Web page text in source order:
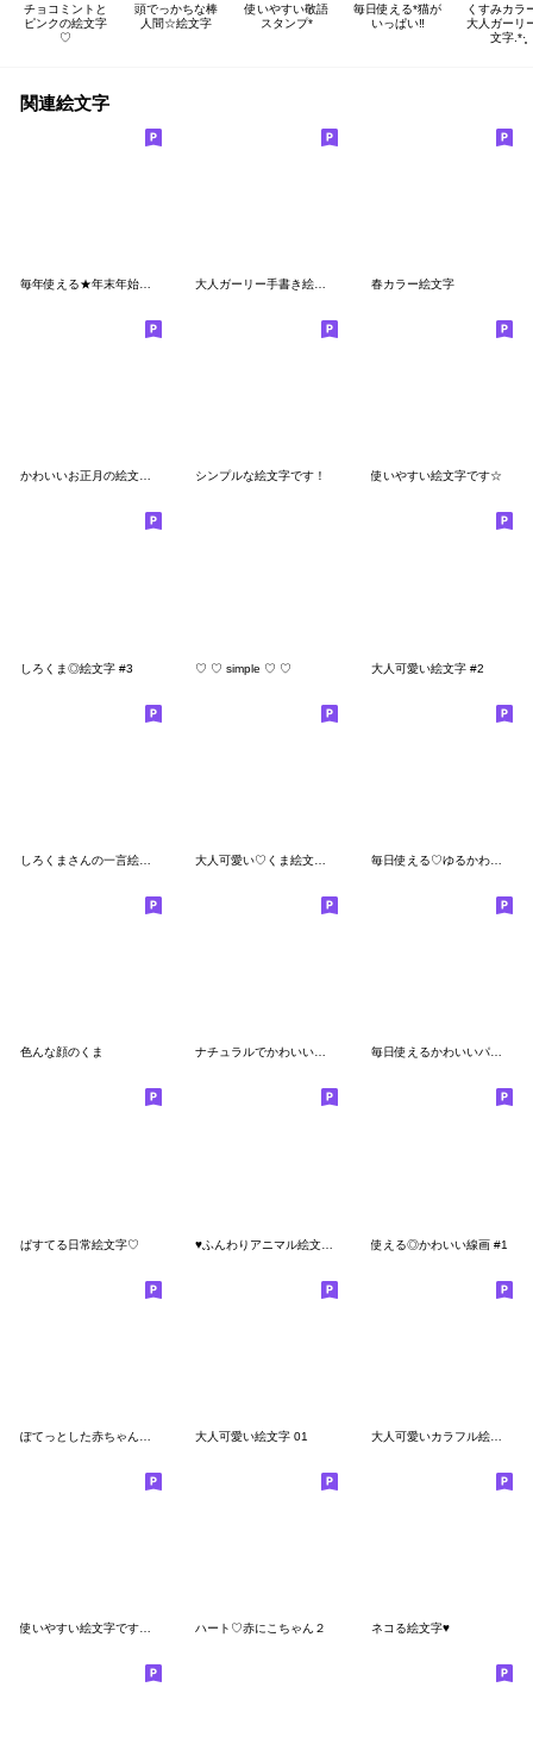
チョコミントと
ピンクの絵文字
♡
頭でっかちな棒
人間☆絵文字
使いやすい敬語
スタンプ*
毎日使える*猫が
いっぱい‼︎
くすみカラ
大人ガーリ
文字.*·̩͙
関連絵文字
春カラー絵文字
かわいいお正月の絵文字【再販】 シンプルな絵文字です！ 使いやすい絵文字です☆
しろくま◎絵文字 #3 ♡ ♡ simple ♡ ♡ 大人可愛い絵文字 #2
毎日使える♡ゆるかわくまさん絵文字(2)
色んな顔のくま ナチュラルでかわいい絵文字2 毎日使えるかわいいパンダ絵文字(3)
ぱすてる日常絵文字♡ 使える◎かわいい線画 #1
大人可愛い絵文字 01 大人可愛いカラフル絵文字♩
使いやすい絵文字です☆☆ ハート♡赤にこちゃん２ ネコる絵文字♥